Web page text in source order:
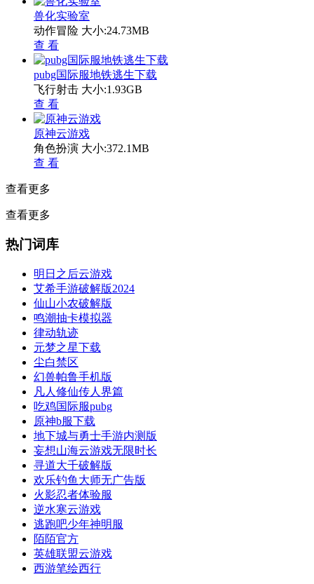
兽化实验室
动作冒险 大小:24.73MB
查 看
pubg国际服地铁逃生下载
飞行射击 大小:1.93GB
查 看
原神云游戏
角色扮演 大小:372.1MB
查 看
查看更多
查看更多
热门词库
明日之后云游戏
艾希手游破解版2024
仙山小农破解版
鸣潮抽卡模拟器
律动轨迹
元梦之星下载
尘白禁区
幻兽帕鲁手机版
凡人修仙传人界篇
吃鸡国际服pubg
原神b服下载
地下城与勇士手游内测版
妄想山海云游戏无限时长
寻道大千破解版
欢乐钓鱼大师无广告版
火影忍者体验服
逆水寒云游戏
逃跑吧少年神明服
陌陌官方
英雄联盟云游戏
西游笔绘西行